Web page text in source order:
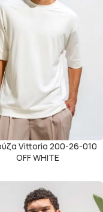
Vittorio 200-26-010
OFF WHITE